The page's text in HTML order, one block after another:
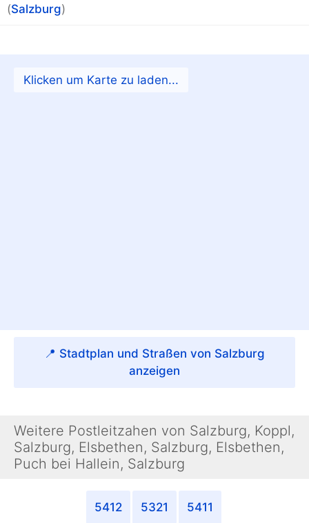
(Salzburg)
📍 Stadtplan und Straßen von Salzburg
anzeigen
Weitere Postleitzahen von Salzburg, Koppl,
Salzburg, Elsbethen, Salzburg, Elsbethen,
Puch bei Hallein, Salzburg
5412 5321 5411